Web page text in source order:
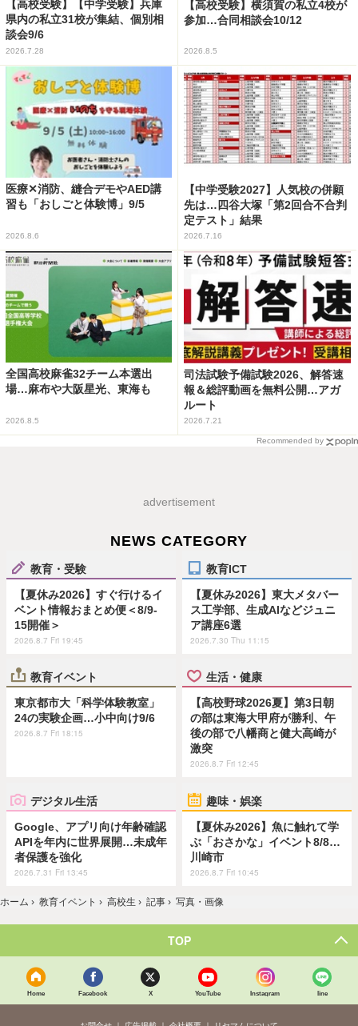
【高校受験】【中学受験】兵庫
県内の私立31校が集結、個別相
談会9/6
2026.7.28
【高校受験】横須賀の私立4校が
参加…合同相談会10/12
2026.8.5
医療✕消防、縫合デモやAED講
習も「おしごと体験博」9/5
2026.8.6
【中学受験2027】人気校の併願
先は…四谷大塚「第2回合不合判
定テスト」結果
2026.7.16
全国高校麻雀32チーム本選出
場…麻布や大阪星光、東海も
2026.8.5
司法試験予備試験2026、解答速
報＆総評動画を無料公開…アガ
ルート
2026.7.21
Recommended by
advertisement
NEWS CATEGORY
教育・受験
【夏休み2026】すぐ行けるイ
ベント情報おまとめ便＜8/9-
15開催＞
2026.8.7 Fri 19:45
教育ICT
【夏休み2026】東大メタバー
ス工学部、生成AIなどジュニ
ア講座6選
2026.7.30 Thu 11:15
教育イベント
東京都市大「科学体験教室」
24の実験企画…小中向け9/6
2026.8.7 Fri 18:15
生活・健康
【高校野球2026夏】第3日朝
の部は東海大甲府が勝利、午
後の部で八幡商と健大高崎が
激突
2026.8.7 Fri 12:45
デジタル生活
Google、アプリ向け年齢確認
APIを年内に世界展開…未成年
者保護を強化
2026.7.31 Fri 13:45
趣味・娯楽
【夏休み2026】魚に触れて学
ぶ「おさかな」イベント8/8…
川崎市
2026.8.7 Fri 10:45
ホーム › 教育イベント › 高校生 › 記事 › 写真・画像
TOP
Home Facebook X YouTube Instagram line